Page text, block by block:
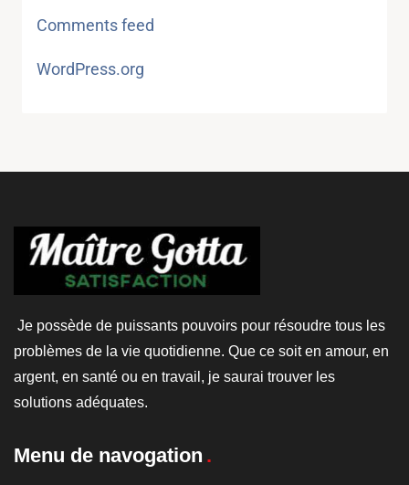
Comments feed
WordPress.org
Je possède de puissants pouvoirs pour résoudre tous les
problèmes de la vie quotidienne. Que ce soit en amour, en
argent, en santé ou en travail, je saurai trouver les
solutions adéquates.
Menu de navogation